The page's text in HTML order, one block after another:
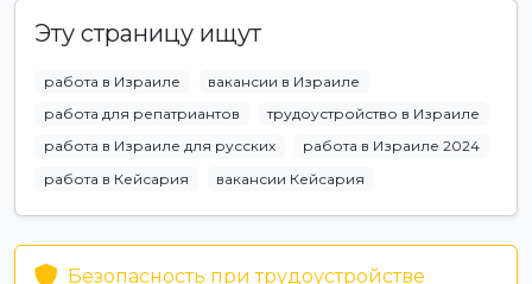
Эту страницу ищут
работа в Израиле
вакансии в Израиле
работа для репатриантов
трудоустройство в Израиле
работа в Израиле для русских
работа в Израиле 2024
работа в Кейсария
вакансии Кейсария
Безопасность при трудоустройстве